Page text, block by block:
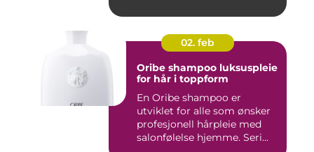
02. feb
Oribe shampoo luksuspleie
for hår i toppform
En Oribe shampoo er
utviklet for alle som ønsker
profesjonell hårpleie med
salonfølelse hjemme. Seri...